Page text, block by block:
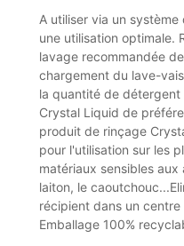
A utiliser via un
une utilisation optimale.
lavage recommandée
chargement du lave-
la quantité de détergent
Crystal Liquid de
produit de rinçage
pour l'utilisation sur les
matériaux sensibles
laiton, le
récipient dans un
Emballage 100%